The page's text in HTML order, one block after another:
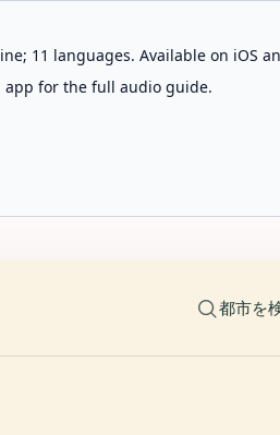
11 languages. Available on iOS
app for the full audio guide.
都市を